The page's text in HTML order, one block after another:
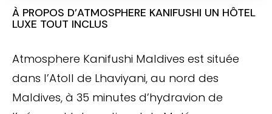
À PROPOS D’ATMOSPHERE KANIFUSHI UN HÔTEL
LUXE TOUT INCLUS
Atmosphere Kanifushi Maldives est située
dans l’Atoll de Lhaviyani, au nord des
Maldives, à 35 minutes d’hydravion de